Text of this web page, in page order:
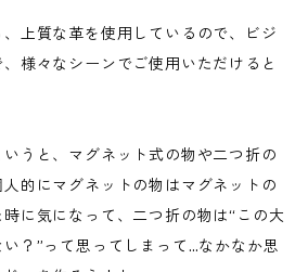
上質な革を使用しているので、ビジ
様々なシーンでご使用いただけると
うと、マグネット式の物や二つ折の
的にマグネットの物はマグネットの
に気になって、二つ折の物は“この大
？”って思ってしまって…なかなか思